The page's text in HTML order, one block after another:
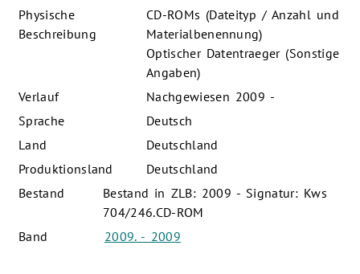
Physische
Beschreibung
CD-ROMs (Dateityp / Anzahl und
Materialbenennung)
Optischer Datentraeger (Sonstige
Angaben)
Verlauf
Nachgewiesen 2009 -
Sprache
Deutsch
Land
Deutschland
Produktionsland
Deutschland
Bestand
Bestand in ZLB: 2009 - Signatur: Kws
704/246.CD-ROM
Band
2009. - 2009